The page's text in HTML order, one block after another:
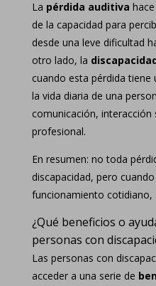
La pérdida auditiva
de la capacidad para
desde una leve dificultad
otro lado, la
cuando esta pérdida
la vida diaria de una
comunicación,
profesional.
En resumen: no toda
discapacidad, pero
funcionamiento cotidiano,
¿Qué beneficios o
personas con
Las personas con
acceder a una serie de